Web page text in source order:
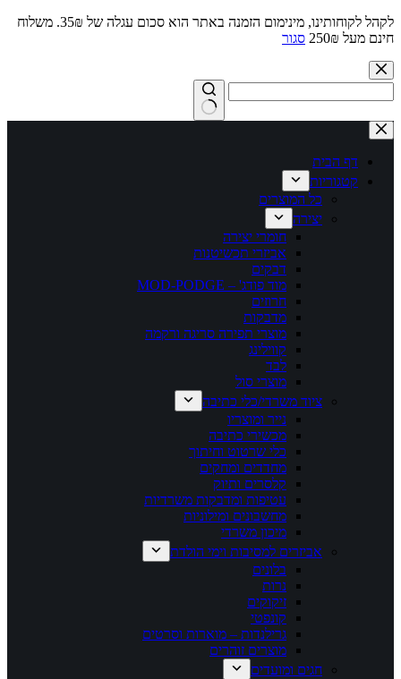
לקהל לקוחותינו, מינימום הזמנה באתר הוא סכום עגלה של 35₪. משלוח
חינם מעל 250₪
סגור
Skip
to
content
No
results
דף הבית
קטגוריות
כל המוצרים
יצירה
חומרי יצירה
אביזרי תכשיטנות
דבקים
מוד פודג' – MOD-PODGE
חרוזים
מדבקות
מוצרי תפירה סריגה ורקמה
קווילינג
לבד
מוצרי סול
ציוד משרדי/כלי כתיבה
נייר ומוצריו
מכשירי כתיבה
כלי שרטוט וחיתוך
מחדדים ומחקים
קלסרים ותיוק
עטיפות ומדבקות משרדיות
מחשבונים ומילוניות
מיכון משרדי
אביזרים למסיבות וימי הולדת
בלונים
נרות
זיקוקים
קונפטי
גרילנדות – מוארות וסרטים
מוצרים זוהרים
חגים ומועדים